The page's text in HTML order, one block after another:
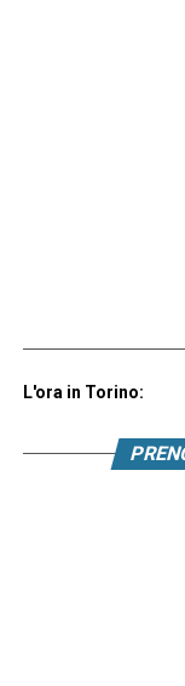
L'ora in Torino: